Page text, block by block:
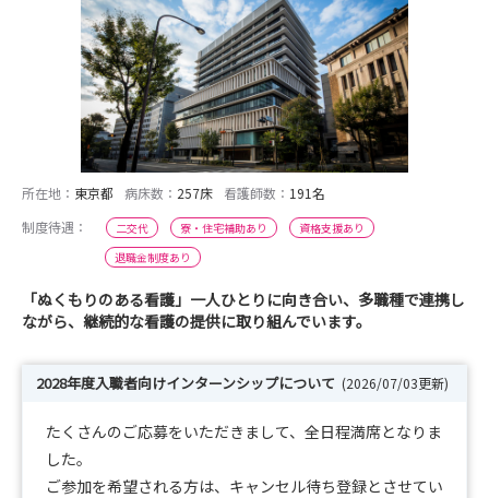
所在地： 東京都 病床数： 257床 看護師数： 191名
制度待遇：
二交代 寮・住宅補助あり
資格支援あり
退職金制度あり
「ぬくもりのある看護」一人ひとりに向き合い、多職種で連携し
ながら、継続的な看護の提供に取り組んでいます。
2028年度入職者向けインターンシップについて (2026/07/03更新)
たくさんのご応募をいただきまして、全日程満席となりま
した。
ご参加を希望される方は、キャンセル待ち登録とさせてい